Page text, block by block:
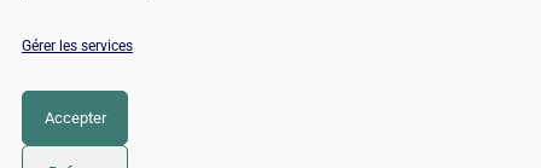
Gérer les services
Accepter
© Copyright 2026 |
Recrutements